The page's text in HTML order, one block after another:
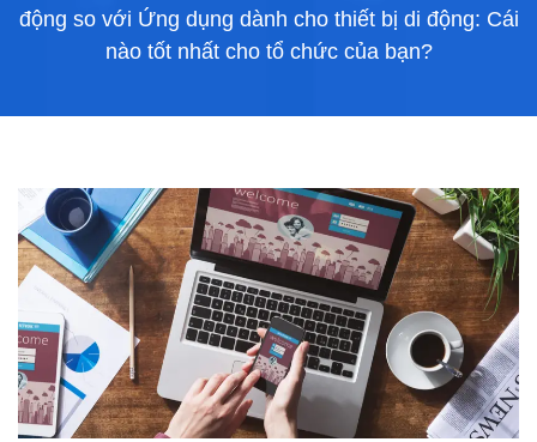
động so với Ứng dụng dành cho thiết bị di động: Cái
nào tốt nhất cho tổ chức của bạn?